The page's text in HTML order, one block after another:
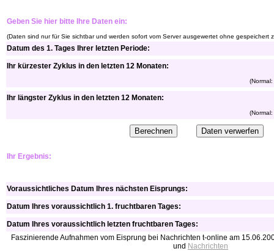
Geben Sie hier bitte Ihre Daten ein:
(Daten sind nur für Sie sichtbar und werden sofort vom Server ausgewertet ohne gespeichert
Datum des 1. Tages Ihrer letzten Periode:
Ihr kürzester Zyklus in den letzten 12 Monaten:
Ihr längster Zyklus in den letzten 12 Monaten:
Ihr Ergebnis:
Voraussichtliches Datum Ihres nächsten Eisprungs:
Datum Ihres voraussichtlich 1. fruchtbaren Tages:
Datum Ihres voraussichtlich letzten fruchtbaren Tages:
Faszinierende Aufnahmen vom Eisprung bei Nachrichten t-online am
und Nachrichten